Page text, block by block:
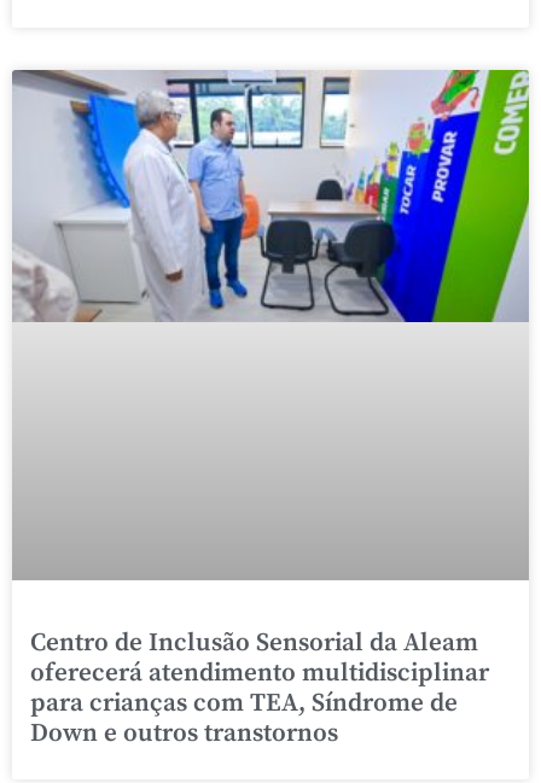
Centro de Inclusão Sensorial da Aleam
oferecerá atendimento multidisciplinar
para crianças com TEA, Síndrome de
Down e outros transtornos